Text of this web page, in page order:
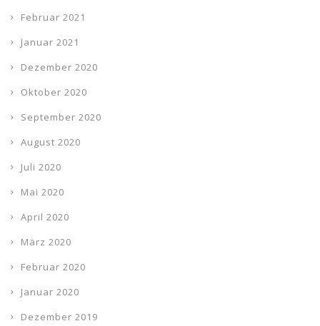
Februar 2021
Januar 2021
Dezember 2020
Oktober 2020
September 2020
August 2020
Juli 2020
Mai 2020
April 2020
März 2020
Februar 2020
Januar 2020
Dezember 2019